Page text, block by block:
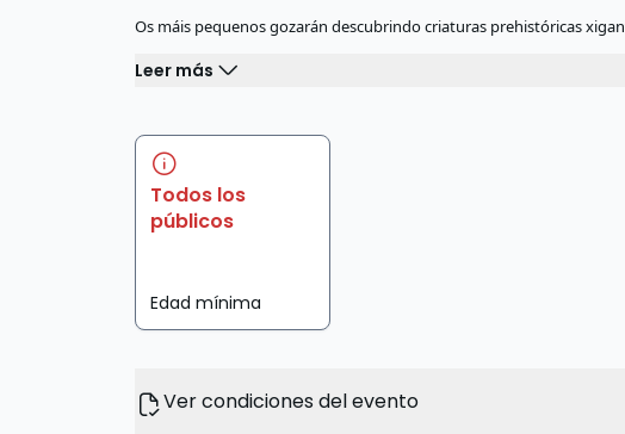
Os máis pequenos gozarán descubrindo criaturas prehistóricas
Leer más
Todos los
públicos
Edad mínima
Ver condiciones del evento